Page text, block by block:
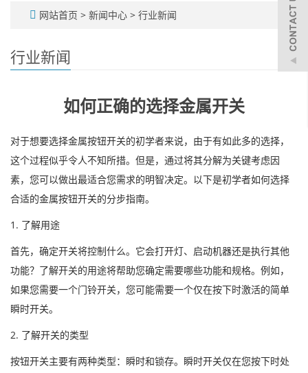
网站首页 > 新闻中心 > 行业新闻
行业新闻
如何正确的选择金属开关
对于想要选择金属按钮开关的初学者来说，由于有如此多的选择，
这个过程似乎令人不知所措。但是，通过将其分解为关键考虑因
素，您可以做出最适合您需求的明智决定。以下是初学者如何选择
合适的金属按钮开关的分步指南。
1. 了解用途
首先，确定开关将控制什么。它会打开灯、启动机器还是执行其他
功能？了解开关的用途将帮助您确定需要哪些功能和规格。例如，
如果您需要一个门铃开关，您可能需要一个仅在按下时激活的简单
瞬时开关。
2. 了解开关的类型
按钮开关主要有两种类型：瞬时和锁存。瞬时开关仅在您按下时处